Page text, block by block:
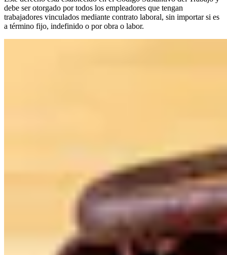
debe ser otorgado por todos los empleadores que tengan
trabajadores vinculados mediante contrato laboral, sin importar si es
a término fijo, indefinido o por obra o labor.